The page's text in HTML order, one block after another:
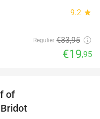
9.2 star
Regulier €33,95
€19,95
of